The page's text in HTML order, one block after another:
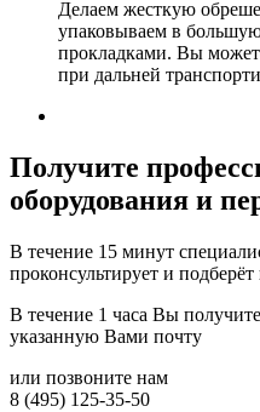
Делаем жесткую
упаковываем в
прокладками. Вы
при дальней
Получите
оборудования и
В течение 15 минут
проконсультирует и
В течение 1 часа Вы получите
указанную Вами почту
или позвоните нам
8 (495) 125-35-50